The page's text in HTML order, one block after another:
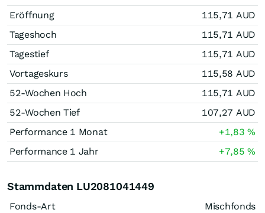
Eröffnung
115,71 AUD
Tageshoch
115,71 AUD
Tagestief
115,71 AUD
Vortageskurs
115,58 AUD
52-Wochen Hoch
115,71 AUD
52-Wochen Tief
107,27 AUD
Performance 1 Monat
+1,83%
Performance 1 Jahr
+7,85%
Stammdaten LU2081041449
Fonds-Art
Mischfonds